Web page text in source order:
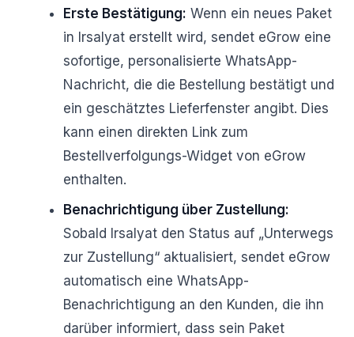
Erste Bestätigung: Wenn ein neues Paket
in Irsalyat erstellt wird, sendet eGrow eine
sofortige, personalisierte WhatsApp-
Nachricht, die die Bestellung bestätigt und
ein geschätztes Lieferfenster angibt. Dies
kann einen direkten Link zum
Bestellverfolgungs-Widget von eGrow
enthalten.
Benachrichtigung über Zustellung:
Sobald Irsalyat den Status auf „Unterwegs
zur Zustellung“ aktualisiert, sendet eGrow
automatisch eine WhatsApp-
Benachrichtigung an den Kunden, die ihn
darüber informiert, dass sein Paket